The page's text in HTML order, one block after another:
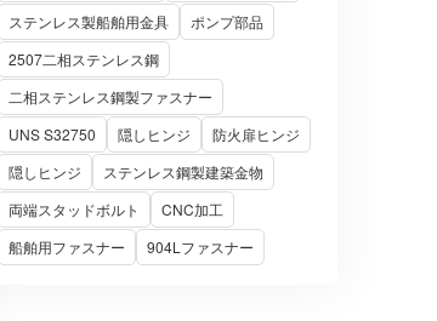
ステンレス製船舶用金具
ポンプ部品
2507二相ステンレス鋼
二相ステンレス鋼製ファスナー
UNS S32750
隠しヒンジ
防火扉ヒンジ
隠しヒンジ
ステンレス鋼製建築金物
両端スタッドボルト
CNC加工
船舶用ファスナー
904Lファスナー